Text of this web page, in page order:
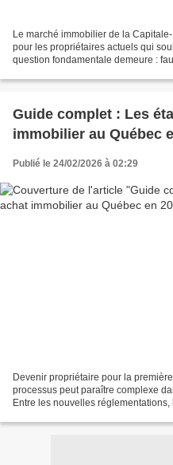
Le marché immobilier de la
pour les propriétaires actuels qui
question fondamentale demeure :
Guide complet : Les
immobilier au Québec
Publié le 24/02/2026 à 02:29
Devenir propriétaire pour la
processus peut paraître complexe
Entre les nouvelles réglementations,